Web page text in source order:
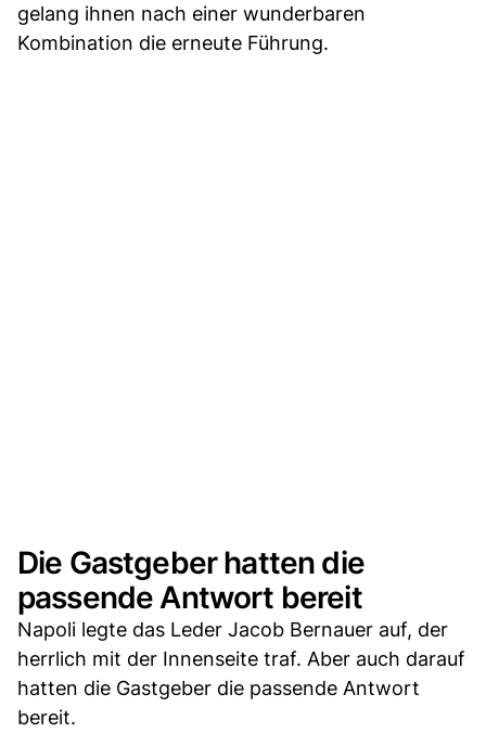
gelang ihnen nach einer wunderbaren
Kombination die erneute Führung.
Die Gastgeber hatten die
passende Antwort bereit
Napoli legte das Leder Jacob Bernauer auf, der
herrlich mit der Innenseite traf. Aber auch darauf
hatten die Gastgeber die passende Antwort
bereit.